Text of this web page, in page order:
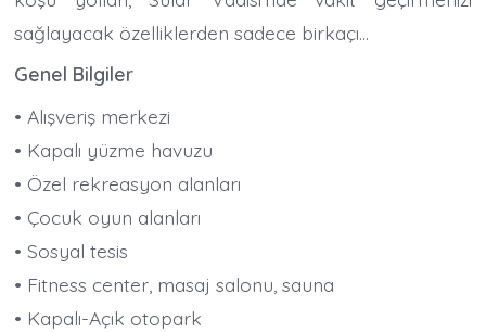
sağlayacak özelliklerden sadece birkaçı…
Genel Bilgiler
• Alışveriş merkezi
• Kapalı yüzme havuzu
• Özel rekreasyon alanları
• Çocuk oyun alanları
• Sosyal tesis
• Fitness center, masaj salonu, sauna
• Kapalı-Açık otopark